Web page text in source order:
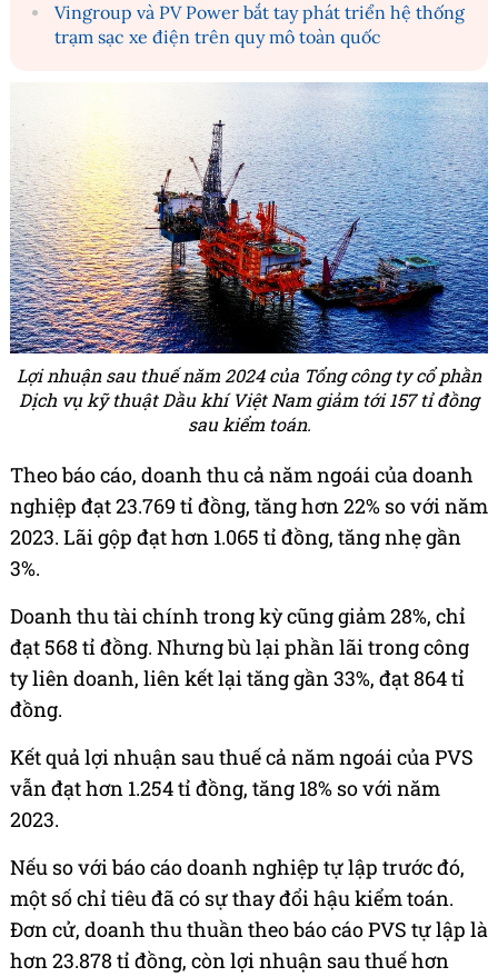
Vingroup và PV Power bắt tay phát triển hệ thống
trạm sạc xe điện trên quy mô toàn quốc
Lợi nhuận sau thuế năm 2024 của Tổng công ty cổ phần
Dịch vụ kỹ thuật Dầu khí Việt Nam giảm tới 157 tỉ đồng
sau kiểm toán.
Theo báo cáo, doanh thu cả năm ngoái của doanh
nghiệp đạt 23.769 tỉ đồng, tăng hơn 22% so với năm
2023. Lãi gộp đạt hơn 1.065 tỉ đồng, tăng nhẹ gần
3%.
Doanh thu tài chính trong kỳ cũng giảm 28%, chỉ
đạt 568 tỉ đồng. Nhưng bù lại phần lãi trong công
ty liên doanh, liên kết lại tăng gần 33%, đạt 864 tỉ
đồng.
Kết quả lợi nhuận sau thuế cả năm ngoái của PVS
vẫn đạt hơn 1.254 tỉ đồng, tăng 18% so với năm
2023.
Nếu so với báo cáo doanh nghiệp tự lập trước đó,
một số chỉ tiêu đã có sự thay đổi hậu kiểm toán.
Đơn cử, doanh thu thuần theo báo cáo PVS tự lập là
hơn 23.878 tỉ đồng, còn lợi nhuận sau thuế hơn